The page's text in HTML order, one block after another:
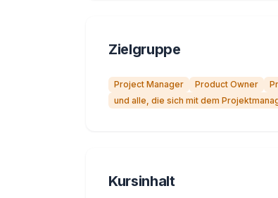
Zielgruppe
Project Manager Product Owner
und alle, die sich mit dem
Kursinhalt